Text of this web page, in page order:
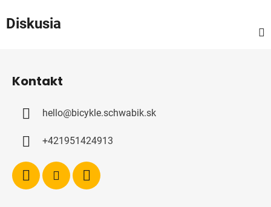
Diskusia
Kontakt
hello@bicykle.schwabik.sk
+421951424913